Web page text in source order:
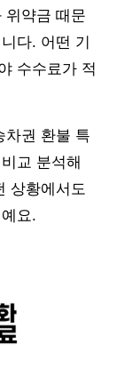
위약금 때문
다. 어떤 기
수수료가 적
차권 환불 특
교 분석해
상황에서도
요.